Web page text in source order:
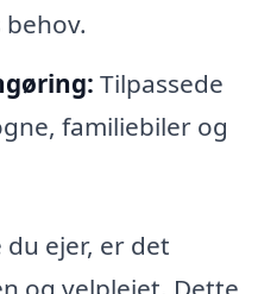
Tilpassede
familiebiler og
ejer, er det